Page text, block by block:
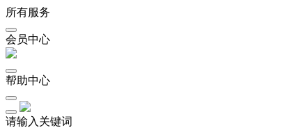
所有服务
会员中心
帮助中心
请输入关键词